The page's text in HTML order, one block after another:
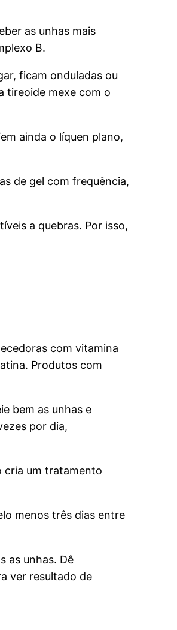
as unhas mais
B.
ficam onduladas ou
tireoide mexe com o
ainda o líquen plano,
de gel com frequência,
a quebras. Por isso,
com vitamina
Produtos com
bem as unhas e
por dia,
cria um tratamento
menos três dias entre
as unhas. Dê
ver resultado de